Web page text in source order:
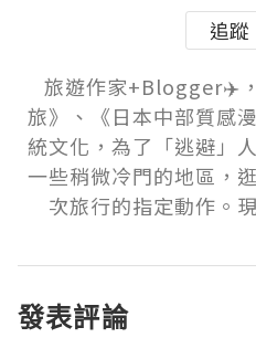
追蹤
旅遊作家+Blogger✈️
旅》、《日本中部質感
統文化，為了「逃避」
一些稍微冷門的地區
次旅行的指定動作。
發表評論